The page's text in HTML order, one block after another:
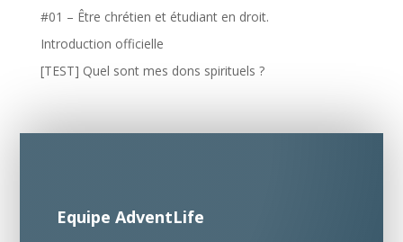
#01 – Être chrétien et étudiant en droit.
Introduction officielle
[TEST] Quel sont mes dons spirituels ?
Equipe AdventLife